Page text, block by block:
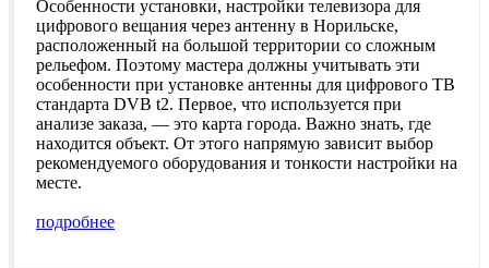
Особенности установки, настройки телевизора для
цифрового вещания через антенну в Норильске,
расположенный на большой территории со сложным
рельефом. Поэтому мастера должны учитывать эти
особенности при установке антенны для цифрового ТВ
стандарта DVB t2. Первое, что используется при
анализе заказа, — это карта города. Важно знать, где
находится объект. От этого напрямую зависит выбор
рекомендуемого оборудования и тонкости настройки на
месте.
подробнее